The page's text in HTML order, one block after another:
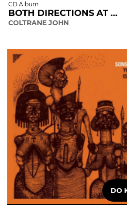
CD Album
BOTH DIRECTIONS AT ONCE:
COLTRANE JOHN